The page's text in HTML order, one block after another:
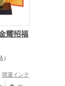
耀招福
）
開運インテ